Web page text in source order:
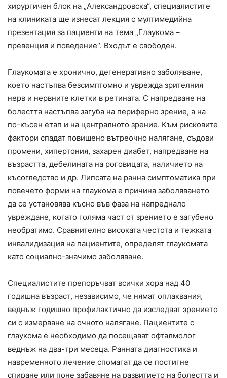
хирургичен блок на „Александровска“, специалистите
на клиниката ще изнесат лекция с мултимедийна
презентация за пациенти на тема „Глаукома –
превенция и поведение“. Входът е свободен.
Глаукомата е хронично, дегенеративно заболяване,
което настъпва безсимптомно и уврежда зрителния
нерв и нервните клетки в ретината. С напредване на
болестта настъпва загуба на периферно зрение, а на
по-късен етап и на централното зрение. Към рисковите
фактори спадат повишено вътреочно налягане, съдови
промени, хипертония, захарен диабет, напредване на
възрастта, дебелината на роговицата, наличието на
късогледство и др. Липсата на ранна симптоматика при
повечето форми на глаукома е причина заболяването
да се установява късно във фаза на напреднало
увреждане, когато голяма част от зрението е загубено
необратимо. Сравнително високата честота и тежката
инвалидизация на пациентите, определят глаукомата
като социално-значимо заболяване.
Специалистите препоръчват всички хора над 40
годишна възраст, независимо, че нямат оплаквания,
веднъж годишно профилактично да изследват зрението
си с измерване на очното налягане. Пациентите с
глаукома е необходимо да посещават офталмолог
веднъж на два-три месеца. Ранната диагностика и
навременното лечение спомагат да се постигне
спиране или поне забавяне на развитието на болестта и